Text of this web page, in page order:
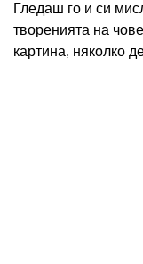
Гледаш го и си
творенията на
картина, няколко